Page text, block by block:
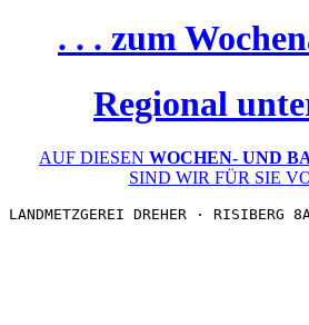
. . . zum
Regional
AUF DIESEN WOCHEN- UND
SIND WIR FÜR SIE
LANDMETZGEREI DREHER ·